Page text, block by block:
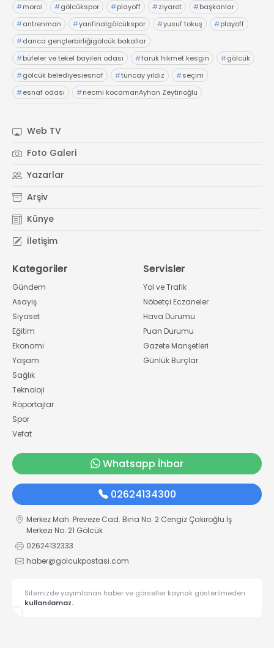
#moral #gölcükspor #playoff #ziyaret #başkanlar
#antrenman #yarıfinalgölcükspor #yusuf tokuş #playoff
#darıca gençlerbirliğigölcük bakallar
#büfeler ve tekel bayileri odası #faruk hikmet kesgin #gölcük
#gölcük belediyesiesnaf #tuncay yıldız #seçim
#esnaf odası #necmi kocamanAyhan Zeytinoğlu
Web TV
Foto Galeri
Yazarlar
Arşiv
Künye
İletişim
Kategoriler
Gündem
Asayiş
Siyaset
Eğitim
Ekonomi
Yaşam
Sağlık
Teknoloji
Röportajlar
Spor
Vefat
Servisler
Yol ve Trafik
Nöbetçi Eczaneler
Hava Durumu
Puan Durumu
Gazete Manşetleri
Günlük Burçlar
Whatsapp İhbar
02624134300
Merkez Mah. Preveze Cad. Bina No: 2 Cengiz Çakıroğlu İş
Merkezi No: 21 Gölcük
02624132333
haber@golcukpostasi.com
Sitemizde yayımlanan haber ve görseller kaynak gösterilmeden
kullanılamaz.